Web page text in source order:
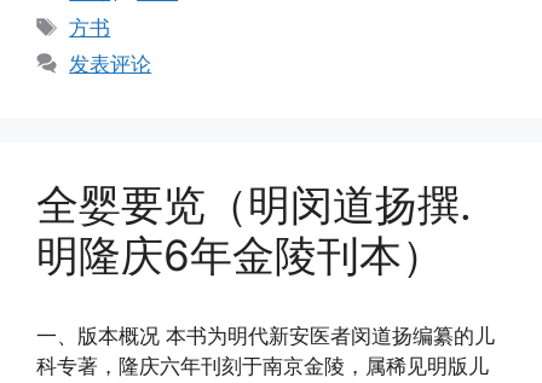
类
标
签
方书
发表评论
全婴要览（明闵道扬撰.
明隆庆6年金陵刊本）
一、版本概况 本书为明代新安医者闵道扬编纂的儿
科专著，隆庆六年刊刻于南京金陵，属稀见明版儿